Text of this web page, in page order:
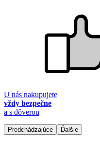
U nás nakupujete
vždy bezpečne
a s dôverou
Predchádzajúce Ďalšie